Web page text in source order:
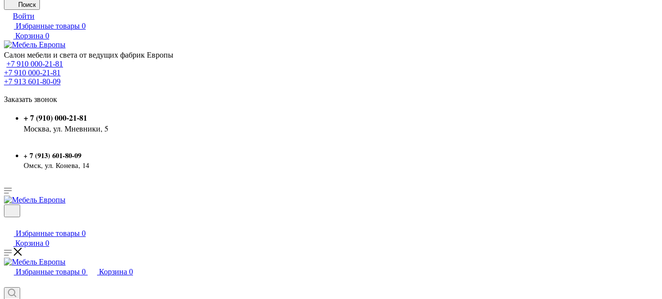
Поиск
Войти
Избранные товары 0
Корзина 0
Салон мебели и света от ведущих фабрик Европы
+7 910 000-21-81
+7 910 000-21-81
+7 913 601-80-09
Заказать звонок
+ 7 (910) 000-21-81
Москва, ул. Мневники, 5
+ 7 (913) 601-80-09
Омск, ул. Конева, 14
Избранные товары 0
Корзина 0
Избранные товары 0 Корзина 0